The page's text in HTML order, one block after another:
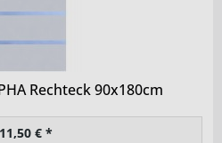
Rechteck 90x180cm
€ *